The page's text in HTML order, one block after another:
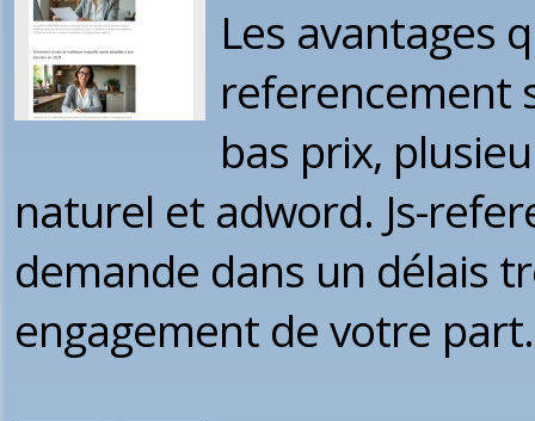
Les avantages
referencement
bas prix,
naturel et adword. Js-
demande dans un délais
engagement de votre part.